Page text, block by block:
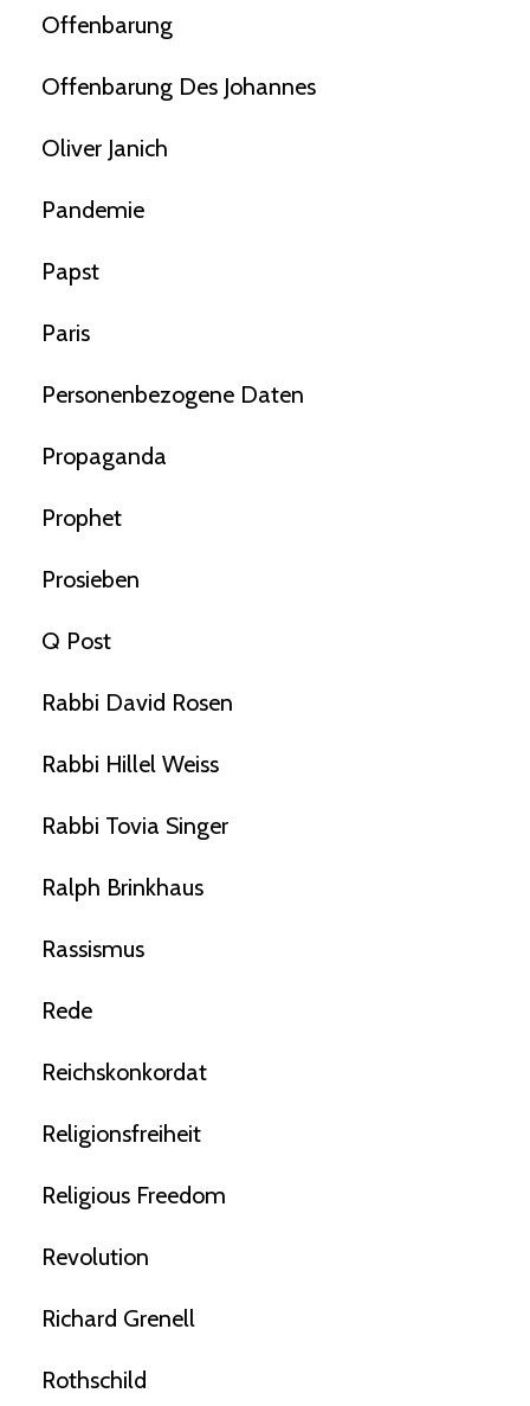
Offenbarung
Offenbarung Des Johannes
Oliver Janich
Pandemie
Papst
Paris
Personenbezogene Daten
Propaganda
Prophet
Prosieben
Q Post
Rabbi David Rosen
Rabbi Hillel Weiss
Rabbi Tovia Singer
Ralph Brinkhaus
Rassismus
Rede
Reichskonkordat
Religionsfreiheit
Religious Freedom
Revolution
Richard Grenell
Rothschild